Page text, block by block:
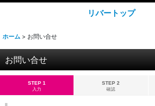
リバートップ
ホーム > お問い合せ
お問い合せ
STEP 1
入力
STEP 2
確認